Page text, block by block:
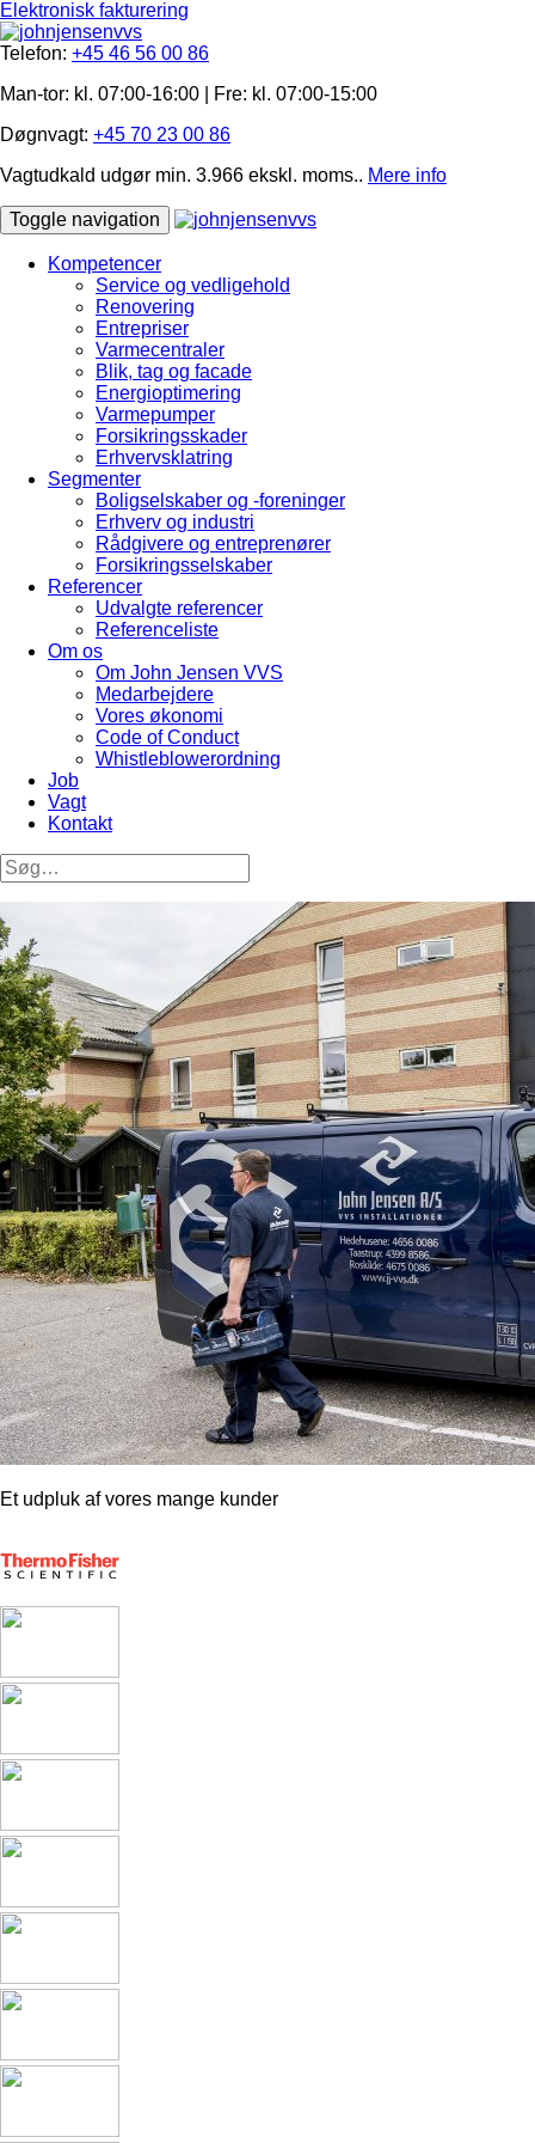
Elektronisk fakturering
Telefon: +45 46 56 00 86
Man-tor: kl. 07:00-16:00 | Fre: ​kl. 07:00-15​:00
Døgnvagt: +45 70 23 00 86
Vagtudkald udgør min. 3.966 ekskl. moms.. Mere info
Toggle navigation
Kompetencer
Service og vedligehold
Renovering
Entrepriser
Varmecentraler
Blik, tag og facade
Energioptimering
Varmepumper
Forsikringsskader
Erhvervsklatring
Segmenter
Boligselskaber og -foreninger
Erhverv og industri
Rådgivere og entreprenører
Forsikringsselskaber
Referencer
Udvalgte referencer
Referenceliste
Om os
Om John Jensen VVS
Medarbejdere
Vores økonomi
Code of Conduct
Whistleblowerordning
Job
Vagt
Kontakt
Et udpluk af vores mange kunder